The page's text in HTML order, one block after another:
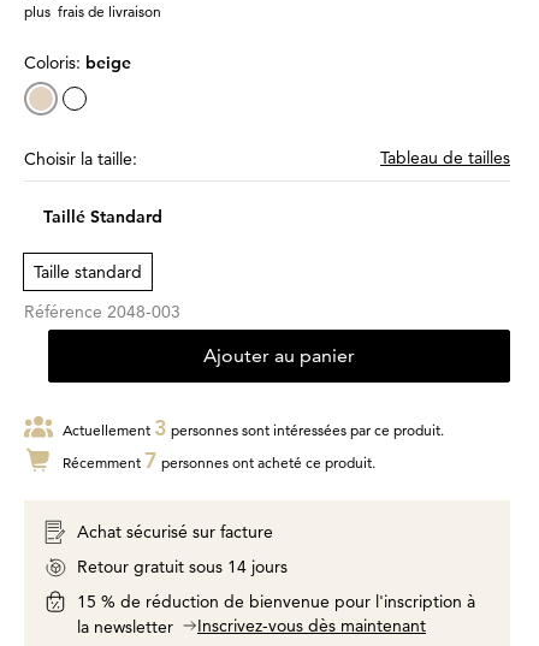
plus frais de livraison
Coloris: beige
Choisir la taille: Tableau de tailles
Taillé Standard
Taille standard
Référence 2048-003
Ajouter au panier
Actuellement 3 personnes sont intéressées par ce produit.
Récemment 7 personnes ont acheté ce produit.
Achat sécurisé sur facture
Retour gratuit sous 14 jours
15 % de réduction de bienvenue pour l'inscription à
la newsletter
Inscrivez-vous dès maintenant